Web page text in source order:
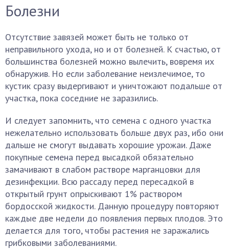
Болезни
Отсутствие завязей может быть не только от
неправильного ухода, но и от болезней. К счастью, от
большинства болезней можно вылечить, вовремя их
обнаружив. Но если заболевание неизлечимое, то
кустик сразу выдергивают и уничтожают подальше от
участка, пока соседние не заразились.
И следует запомнить, что семена с одного участка
нежелательно использовать больше двух раз, ибо они
дальше не смогут выдавать хорошие урожаи. Даже
покупные семена перед высадкой обязательно
замачивают в слабом растворе марганцовки для
дезинфекции. Всю рассаду перед пересадкой в
открытый грунт опрыскивают 1% раствором
бордосской жидкости. Данную процедуру повторяют
каждые две недели до появления первых плодов. Это
делается для того, чтобы растения не заражались
грибковыми заболеваниями.